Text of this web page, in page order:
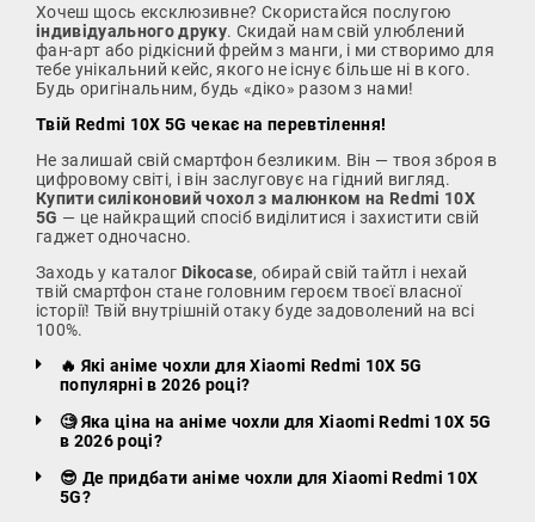
Хочеш щось ексклюзивне? Скористайся послугою
індивідуального друку. Скидай нам свій улюблений
фан-арт або рідкісний фрейм з манги, і ми створимо для
тебе унікальний кейс, якого не існує більше ні в кого.
Будь оригінальним, будь «діко» разом з нами!
Твій Redmi 10X 5G чекає на перевтілення!
Не залишай свій смартфон безликим. Він — твоя зброя в
цифровому світі, і він заслуговує на гідний вигляд.
Купити силіконовий чохол з малюнком на Redmi 10X
5G — це найкращий спосіб виділитися і захистити свій
гаджет одночасно.
Заходь у каталог Dikocase, обирай свій тайтл і нехай
твій смартфон стане головним героєм твоєї власної
історії! Твій внутрішній отаку буде задоволений на всі
100%.
🔥 Які аніме чохли для Xiaomi Redmi 10X 5G
популярні в 2026 році?
🧐 Яка ціна на аніме чохли для Xiaomi Redmi 10X 5G
в 2026 році?
😎 Де придбати аніме чохли для Xiaomi Redmi 10X
5G?